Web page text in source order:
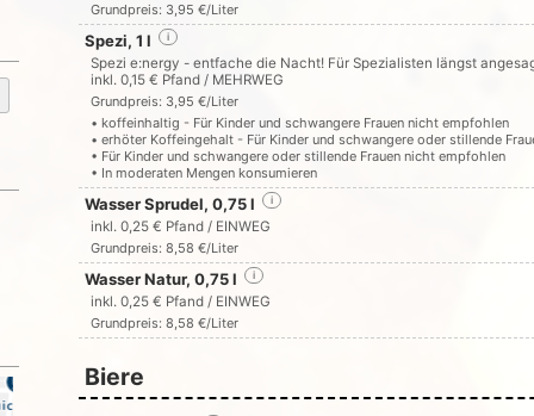
Grundpreis: 3,95 €/Liter
Spezi, 1 l i
Spezi e:nergy - entfache die Nacht! Für Spezialisten längst
inkl. 0,15 € Pfand / MEHRWEG
Grundpreis: 3,95 €/Liter
• koffeinhaltig - Für Kinder und schwangere Frauen nicht empfohlen
• erhöter Koffeingehalt - Für Kinder und schwangere oder stillende
• Für Kinder und schwangere oder stillende Frauen nicht empfohlen
• In moderaten Mengen konsumieren
Wasser Sprudel, 0,75 l i
inkl. 0,25 € Pfand / EINWEG
Grundpreis: 8,58 €/Liter
Wasser Natur, 0,75 l i
inkl. 0,25 € Pfand / EINWEG
Grundpreis: 8,58 €/Liter
Biere